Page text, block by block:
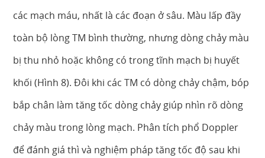
các mạch máu, nhất là các đoạn ở sâu. Màu lấp đầy
toàn bộ lòng TM bình thường, nhưng dòng chảy màu
bị thu nhỏ hoặc không có trong tĩnh mạch bị huyết
khối (Hình 8). Đôi khi các TM có dòng chảy chậm, bóp
bắp chân làm tăng tốc dòng chảy giúp nhìn rõ dòng
chảy màu trong lòng mạch. Phân tích phổ Doppler
để đánh giá thì và nghiệm pháp tăng tốc độ sau khi